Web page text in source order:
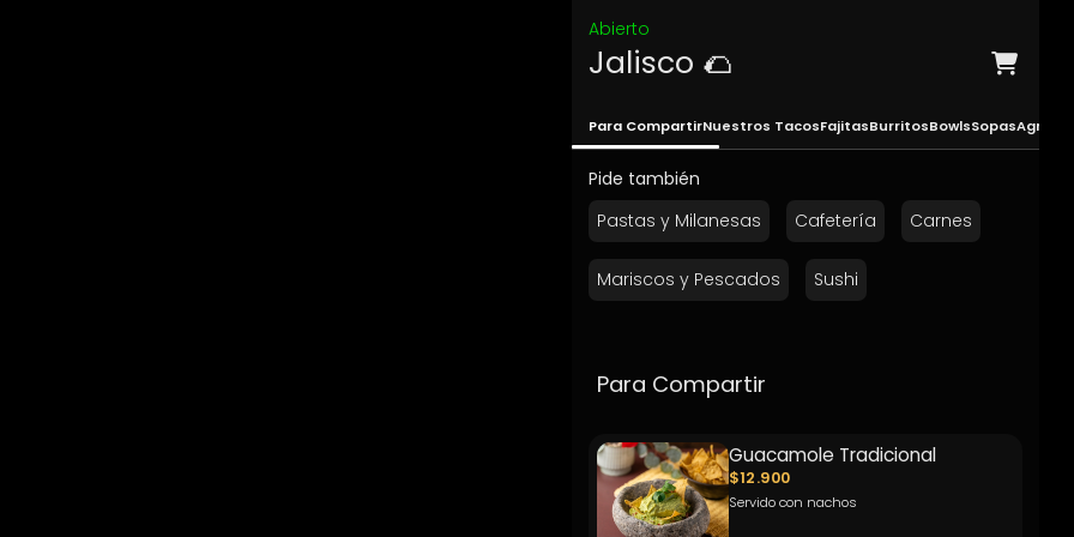
Abierto
Jalisco 🌮
Para CompartirNuestros TacosFajitasBurritosBowlsSopas
Pide también
Pastas y Milanesas
Cafetería Carnes
Mariscos y Pescados Sushi
Para Compartir
Guacamole Tradicional
$12.900
Servido con nachos